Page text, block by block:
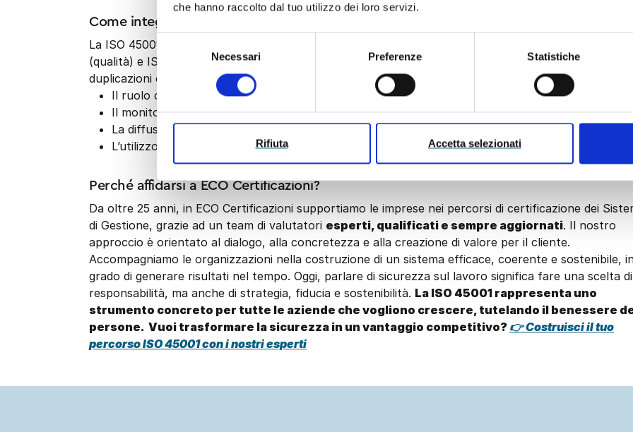
che hanno raccolto dal tuo utilizzo dei loro servizi.
Selezione
del
Necessari Preferenze Statistiche
Rifiuta Accetta selezionati
Come integrare la ISO 45001 in modo sostenibile?
La ISO 45001 si basa sul modello PDCA (Plan – Do – Check – Act), lo stesso delle norme ISO 9001
(qualità) e ISO 14001 (ambiente). Questa struttura integrata facilita la gestione aziendale, riducendo
duplicazioni e disallineamenti. Tra i suoi principi:
Il ruolo centrale della direzione, non più relegabile a un ruolo passivo o delegato;
Il monitoraggio di tutte le parti interessate esterne (appaltatori, fornitori, costruttori);
La diffusione di una cultura condivisa della salute e sicurezza in ogni livello aziendale;
L’utilizzo dell’analisi dei rischi come strumento di pianificazione e miglioramento continuo.
Perché affidarsi a ECO Certificazioni?
Da oltre 25 anni, in ECO Certificazioni supportiamo le imprese nei percorsi di certificazione dei
di Gestione, grazie ad un team di valutatori esperti, qualificati e sempre aggiornati. Il nostro
approccio è orientato al dialogo, alla concretezza e alla creazione di valore per il cliente.
Accompagniamo le organizzazioni nella costruzione di un sistema efficace, coerente e sostenibile,
grado di generare risultati nel tempo. Oggi, parlare di sicurezza sul lavoro significa fare una scelta di
responsabilità, ma anche di strategia, fiducia e sostenibilità. La ISO 45001 rappresenta uno
strumento concreto per tutte le aziende che vogliono crescere, tutelando il benessere
persone. Vuoi trasformare la sicurezza in un vantaggio competitivo? 👉 Costruisci il tuo
percorso ISO 45001 con i nostri esperti